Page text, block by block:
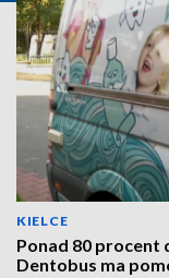
KIELCE
Ponad 80 procent
Dentobus ma